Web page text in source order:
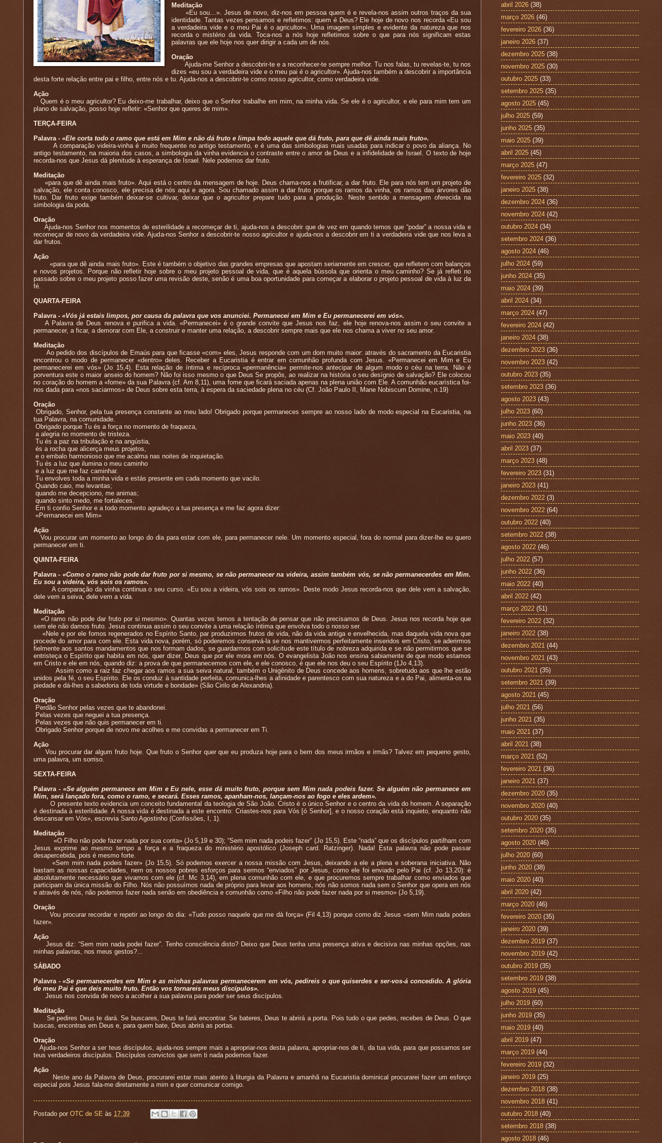
Meditação
«Eu sou…». Jesus de novo, diz-nos em pessoa quem é e revela-nos assim outros traços da sua
identidade. Tantas vezes pensamos e refletimos: quem é Deus? Ele hoje de novo nos recorda «Eu sou
a verdadeira vide e o meu Pai é o agricultor». Uma imagem simples e evidente da natureza que nos
recorda o mistério da vida. Toca-nos a nós hoje refletimos sobre o que para nós significam estas
palavras que ele hoje nos quer dirigir a cada um de nós.
Oração
Ajuda-me Senhor a descobrir-te e a reconhecer-te sempre melhor. Tu nos falas, tu revelas-te, tu nos
dizes «eu sou a verdadeira vide e o meu pai é o agricultor». Ajuda-nos também a descobrir a importância
desta forte relação entre pai e filho, entre nós e tu. Ajuda-nos a descobrir-te como nosso agricultor, como verdadeira vide.
Ação
Quem é o meu agricultor? Eu deixo-me trabalhar, deixo que o Senhor trabalhe em mim, na minha vida. Se ele é o agricultor, e ele para mim tem um
plano de salvação, posso hoje refletir: «Senhor que queres de mim».
TERÇA-FEIRA
Palavra - «Ele corta todo o ramo que está em Mim e não dá fruto e limpa todo aquele que dá fruto, para que dê ainda mais fruto».
A comparação videira-vinha é muito frequente no antigo testamento, e é uma das simbologias mais usadas para indicar o povo da aliança. No
antigo testamento, na maioria dos casos, a simbologia da vinha evidencia o contraste entre o amor de Deus e a infidelidade de Israel. O texto de hoje
recorda-nos que Jesus dá plenitude à esperança de Israel. Nele podemos dar fruto.
Meditação
«para que dê ainda mais fruto». Aqui está o centro da mensagem de hoje. Deus chama-nos a frutificar, a dar fruto. Ele para nós tem um projeto de
salvação, ele conta conosco, ele precisa de nós aqui e agora. Sou chamado assim a dar fruto porque os ramos da vinha, os ramos das árvores dão
fruto. Dar fruto exige também deixar-se cultivar, deixar que o agricultor prepare tudo para a produção. Neste sentido a mensagem oferecida na
simbologia da poda.
Oração
Ajuda-nos Senhor nos momentos de esterilidade a recomeçar de ti, ajuda-nos a descobrir que de vez em quando temos que “podar” a nossa vida e
recomeçar de novo da verdadeira vide. Ajuda-nos Senhor a descobrir-te nosso agricultor e ajuda-nos a descobrir em ti a verdadeira vide que nos leva a
dar frutos.
Ação
«para que dê ainda mais fruto». Este é também o objetivo das grandes empresas que apostam seriamente em crescer, que refletem com balanços
e novos projetos. Porque não refletir hoje sobre o meu projeto pessoal de vida, que é aquela bússola que orienta o meu caminho? Se já refleti no
passado sobre o meu projeto posso fazer uma revisão deste, senão é uma boa oportunidade para começar a elaborar o projeto pessoal de vida à luz da
fé.
QUARTA-FEIRA
Palavra - «Vós já estais limpos, por causa da palavra que vos anunciei. Permanecei em Mim e Eu permanecerei em vós».
A Palavra de Deus renova e purifica a vida. «Permanecei» é o grande convite que Jesus nos faz, ele hoje renova-nos assim o seu convite a
permanecer, a ficar, a demorar com Ele, a construir e manter uma relação, a descobrir sempre mais que ele nos chama a viver no seu amor.
Meditação
Ao pedido dos discípulos de Emaús para que ficasse «com» eles, Jesus responde com um dom muito maior: através do sacramento da Eucaristia
encontrou o modo de permanecer «dentro» deles. Receber a Eucaristia é entrar em comunhão profunda com Jesus. «Permanecei em Mim e Eu
permanecerei em vós» (Jo 15,4). Esta relação de íntima e recíproca «permanência» permite-nos antecipar de algum modo o céu na terra. Não é
porventura este o maior anseio do homem? Não foi isso mesmo o que Deus Se propôs, ao realizar na história o seu desígnio de salvação? Ele colocou
no coração do homem a «fome» da sua Palavra (cf. Am 8,11), uma fome que ficará saciada apenas na plena união com Ele. A comunhão eucarística foi-
nos dada para «nos saciarmos» de Deus sobre esta terra, à espera da saciedade plena no céu (Cf. João Paulo II, Mane Nobiscum Domine, n.19)
Oração
Obrigado, Senhor, pela tua presença constante ao meu lado! Obrigado porque permaneces sempre ao nosso lado de modo especial na Eucaristia, na
tua Palavra, na comunidade.
Obrigado porque Tu és a força no momento de fraqueza,
a alegria no momento de tristeza.
Tu és a paz na tribulação e na angústia,
és a rocha que alicerça meus projetos,
e o embalo harmonioso que me acalma nas noites de inquietação.
Tu és a luz que ilumina o meu caminho
e a luz que me faz caminhar.
Tu envolves toda a minha vida e estás presente em cada momento que vacilo.
Quando caio, me levantas;
quando me decepciono, me animas;
quando sinto medo, me fortaleces.
Em ti confio Senhor e a todo momento agradeço a tua presença e me faz agora dizer:
«Permanecei em Mim»
Ação
Vou procurar um momento ao longo do dia para estar com ele, para permanecer nele. Um momento especial, fora do normal para dizer-lhe eu quero
permanecer em ti.
QUINTA-FEIRA
Palavra - «Como o ramo não pode dar fruto por si mesmo, se não permanecer na videira, assim também vós, se não permanecerdes em Mim.
Eu sou a videira, vós sois os ramos».
A comparação da vinha continua o seu curso. «Eu sou a videira, vós sois os ramos». Deste modo Jesus recorda-nos que dele vem a salvação,
dele vem a seiva, dele vem a vida.
Meditação
«O ramo não pode dar fruto por si mesmo». Quantas vezes temos a tentação de pensar que não precisamos de Deus. Jesus nos recorda hoje que
sem ele não damos fruto. Jesus continua assim o seu convite a uma relação íntima que envolva todo o nosso ser.
«Nele e por ele fomos regenerados no Espírito Santo, par produzirmos frutos de vida, não da vida antiga e envelhecida, mas daquela vida nova que
procede do amor para com ele. Esta vida nova, porém, só poderemos conservá-la se nos mantivermos perfeitamente inseridos em Cristo, se aderirmos
fielmente aos santos mandamentos que nos formam dados, se guardarmos com solicitude este título de nobreza adquirida e se não permitirmos que se
entristeça o Espírito que habita em nós, quer dizer, Deus que por ele mora em nós. O evangelista João nos ensina sabiamente de que modo estamos
em Cristo e ele em nós, quando diz: a prova de que permanecemos com ele, e ele conosco, é que ele nos deu o seu Espírito (1Jo 4,13).
Assim como a raiz faz chegar aos ramos a sua seiva natural, também o Unigênito de Deus concede aos homens, sobretudo aos que lhe estão
unidos pela fé, o seu Espírito. Ele os conduz à santidade perfeita, comunica-lhes a afinidade e parentesco com sua natureza e a do Pai, alimenta-os na
piedade e dá-lhes a sabedoria de toda virtude e bondade» (São Cirilo de Alexandria).
Oração
Perdão Senhor pelas vezes que te abandonei.
Pelas vezes que neguei a tua presença.
Pelas vezes que não quis permanecer em ti.
Obrigado Senhor porque de novo me acolhes e me convidas a permanecer em Ti.
Ação
Vou procurar dar algum fruto hoje. Que fruto o Senhor quer que eu produza hoje para o bem dos meus irmãos e irmãs? Talvez em pequeno gesto,
uma palavra, um sorriso.
SEXTA-FEIRA
Palavra - «Se alguém permanece em Mim e Eu nele, esse dá muito fruto, porque sem Mim nada podeis fazer. Se alguém não permanece em
Mim, será lançado fora, como o ramo, e secará. Esses ramos, apanham-nos, lançam-nos ao fogo e eles ardem».
O presente texto evidencia um conceito fundamental da teologia de São João. Cristo é o único Senhor e o centro da vida do homem. A separação
é destinada à esterilidade. A nossa vida é destinada a este encontro: Criastes-nos para Vós [ó Senhor], e o nosso coração está inquieto, enquanto não
descansar em Vós», escrevia Santo Agostinho (Confissões, I, 1).
Meditação
«O Filho não pode fazer nada por sua conta» (Jo 5,19 e 30); “Sem mim nada podeis fazer” (Jo 15,5). Este “nada” que os discípulos partilham com
Jesus exprime ao mesmo tempo a força e a fraqueza do ministério apostólico (Joseph card. Ratzinger). Nada! Esta palavra não pode passar
desapercebida, pois é mesmo forte.
«Sem mim nada podeis fazer» (Jo 15,5). Só podemos exercer a nossa missão com Jesus, deixando a ele a plena e soberana iniciativa. Não
bastam as nossas capacidades, nem os nossos pobres esforços para sermos “enviados” por Jesus, como ele foi enviado pelo Pai (cf. Jo 13,20): é
absolutamente necessário que vivamos com ele (cf. Mc 3,14), em plena comunhão com ele, e que procuremos sempre trabalhar como enviados que
participam da única missão do Filho. Nós não possuímos nada de próprio para levar aos homens, nós não somos nada sem o Senhor que opera em nós
e através de nós, não podemos fazer nada senão em obediência e comunhão como «Filho não pode fazer nada por si mesmo» (Jo 5,19).
Oração
Vou procurar recordar e repetir ao longo do dia: «Tudo posso naquele que me dá força» (Fil 4,13) porque como diz Jesus «sem Mim nada podeis
fazer».
Ação
Jesus diz: “Sem mim nada podei fazer”. Tenho consciência disto? Deixo que Deus tenha uma presença ativa e decisiva nas minhas opções, nas
minhas palavras, nos meus gestos?...
SÁBADO
Palavra -«Se permanecerdes em Mim e as minhas palavras permanecerem em vós, pedireis o que quiserdes e ser-vos-á concedido. A glória
de meu Pai é que deis muito fruto. Então vos tornareis meus discípulos».
Jesus nos convida de novo a acolher a sua palavra para poder ser seus discípulos.
Meditação
Se pedires Deus te dará. Se buscares, Deus te fará encontrar. Se bateres, Deus te abrirá a porta. Pois tudo o que pedes, recebes de Deus. O que
buscas, encontras em Deus e, para quem bate, Deus abrirá as portas.
Oração
Ajuda-nos Senhor a ser teus discípulos, ajuda-nos sempre mais a apropriar-nos desta palavra, apropriar-nos de ti, da tua vida, para que possamos ser
teus verdadeiros discípulos. Discípulos convictos que sem ti nada podemos fazer.
Ação
Neste ano da Palavra de Deus, procurarei estar mais atento à liturgia da Palavra e amanhã na Eucaristia dominical procurarei fazer um esforço
especial pois Jesus fala-me diretamente a mim e quer comunicar comigo.
Postado por OTC de SE às 17:39
abril 2026 (38)
março 2026 (46)
fevereiro 2026 (36)
janeiro 2026 (37)
dezembro 2025 (38)
novembro 2025 (30)
outubro 2025 (33)
setembro 2025 (35)
agosto 2025 (45)
julho 2025 (59)
junho 2025 (35)
maio 2025 (39)
abril 2025 (45)
março 2025 (47)
fevereiro 2025 (32)
janeiro 2025 (38)
dezembro 2024 (36)
novembro 2024 (42)
outubro 2024 (34)
setembro 2024 (36)
agosto 2024 (46)
julho 2024 (59)
junho 2024 (35)
maio 2024 (39)
abril 2024 (34)
março 2024 (47)
fevereiro 2024 (42)
janeiro 2024 (38)
dezembro 2023 (36)
novembro 2023 (42)
outubro 2023 (35)
setembro 2023 (36)
agosto 2023 (43)
julho 2023 (60)
junho 2023 (36)
maio 2023 (40)
abril 2023 (37)
março 2023 (48)
fevereiro 2023 (31)
janeiro 2023 (41)
dezembro 2022 (3)
novembro 2022 (64)
outubro 2022 (40)
setembro 2022 (38)
agosto 2022 (46)
julho 2022 (57)
junho 2022 (36)
maio 2022 (40)
abril 2022 (42)
março 2022 (51)
fevereiro 2022 (32)
janeiro 2022 (38)
dezembro 2021 (44)
novembro 2021 (43)
outubro 2021 (35)
setembro 2021 (39)
agosto 2021 (45)
julho 2021 (56)
junho 2021 (35)
maio 2021 (37)
abril 2021 (38)
março 2021 (52)
fevereiro 2021 (36)
janeiro 2021 (37)
dezembro 2020 (35)
novembro 2020 (40)
outubro 2020 (35)
setembro 2020 (35)
agosto 2020 (46)
julho 2020 (60)
junho 2020 (38)
maio 2020 (40)
abril 2020 (42)
março 2020 (46)
fevereiro 2020 (35)
janeiro 2020 (39)
dezembro 2019 (37)
novembro 2019 (42)
outubro 2019 (35)
setembro 2019 (38)
agosto 2019 (45)
julho 2019 (60)
junho 2019 (35)
maio 2019 (40)
abril 2019 (47)
março 2019 (44)
fevereiro 2019 (32)
janeiro 2019 (25)
dezembro 2018 (38)
novembro 2018 (41)
outubro 2018 (40)
setembro 2018 (38)
agosto 2018 (46)